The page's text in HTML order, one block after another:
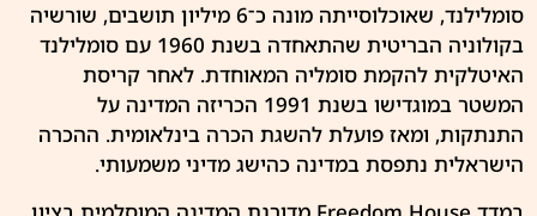
סומלילנד, שאוכלוסייתה מונה כ־6 מיליון תושבים, שורשיה
בקולוניה הבריטית שהתאחדה בשנת 1960 עם סומלילנד
האיטלקית להקמת סומליה המאוחדת. לאחר קריסת
המשטר במוגדישו בשנת 1991 הכריזה המדינה על
התנתקות, ומאז פועלת להשגת הכרה בינלאומית. ההכרה
הישראלית נתפסת במדינה כהישג מדיני משמעותי.